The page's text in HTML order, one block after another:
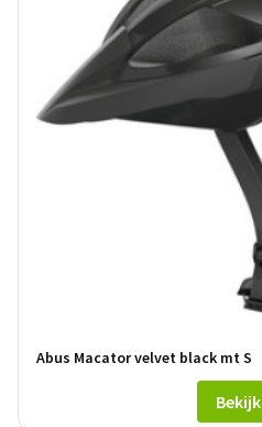
Abus Macator velvet black mt S
Bekijk